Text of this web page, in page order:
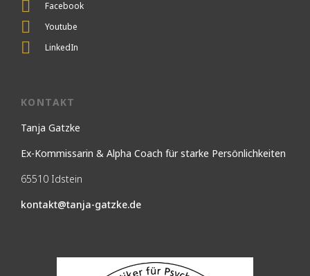
Facebook
Youtube
LinkedIn
KONTAKT
Tanja Gatzke
Ex-Kommissarin & Alpha Coach für starke Persönlichkeiten
65510 Idstein
kontakt@tanja-gatzke.de